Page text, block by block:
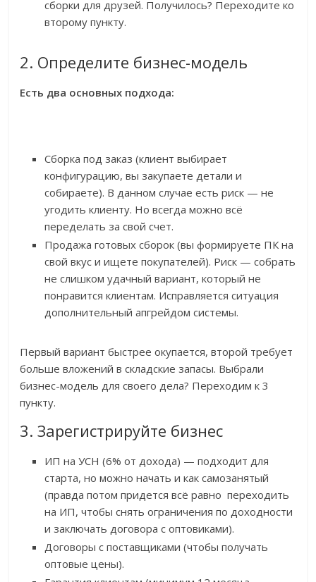
сборки для друзей. Получилось? Переходите ко
второму пункту.
2. Определите бизнес-модель
Есть два основных подхода:
Сборка под заказ (клиент выбирает
конфигурацию, вы закупаете детали и
собираете). В данном случае есть риск — не
угодить клиенту. Но всегда можно всё
переделать за свой счет.
Продажа готовых сборок (вы формируете ПК на
свой вкус и ищете покупателей). Риск — собрать
не слишком удачный вариант, который не
понравится клиентам. Исправляется ситуация
дополнительный апгрейдом системы.
Первый вариант быстрее окупается, второй требует
больше вложений в складские запасы. Выбрали
бизнес-модель для своего дела? Переходим к 3
пункту.
3. Зарегистрируйте бизнес
ИП на УСН (6% от дохода) — подходит для
старта, но можно начать и как самозанятый
(правда потом придется всё равно переходить
на ИП, чтобы снять ограничения по доходности
и заключать договора с оптовиками).
Договоры с поставщиками (чтобы получать
оптовые цены).